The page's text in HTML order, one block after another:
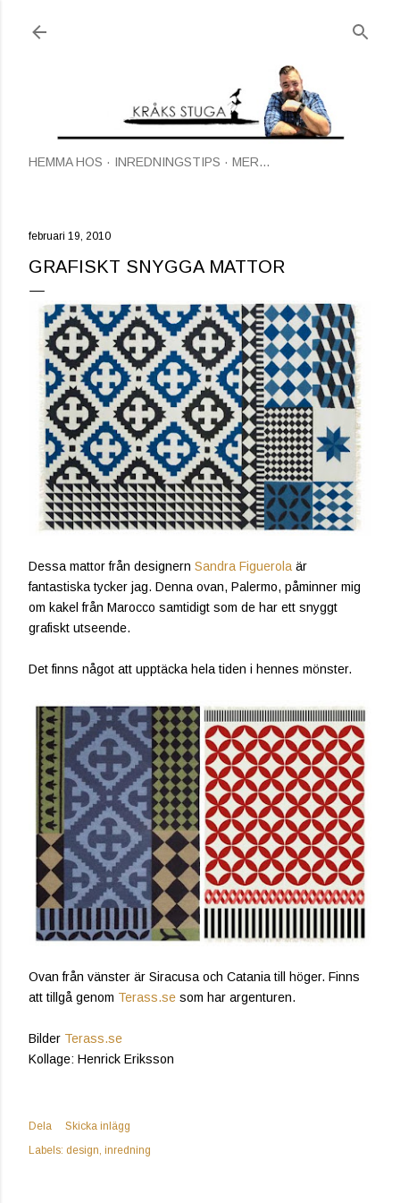
HEMMA HOS INREDNINGSTIPS MER…
februari 19, 2010
GRAFISKT SNYGGA MATTOR
Dessa mattor från designern Sandra Figuerola är
fantastiska tycker jag. Denna ovan, Palermo, påminner mig
om kakel från Marocco samtidigt som de har ett snyggt
grafiskt utseende.
Det finns något att upptäcka hela tiden i hennes mönster.
Ovan från vänster är Siracusa och Catania till höger. Finns
att tillgå genom Terass.se som har argenturen.
Bilder Terass.se
Kollage: Henrick Eriksson
Dela
Skicka inlägg
Labels: design inredning